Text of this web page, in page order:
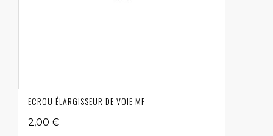
ECROU ÉLARGISSEUR DE VOIE MF
2,00 €